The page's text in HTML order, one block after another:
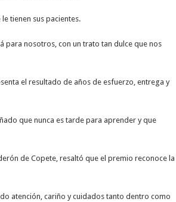
tienen sus pacientes.
para nosotros, con un trato tan dulce que nos
el resultado de años de esfuerzo, entrega y
que nunca es tarde para aprender y que
de Copete, resaltó que el premio reconoce la
atención, cariño y cuidados tanto dentro como